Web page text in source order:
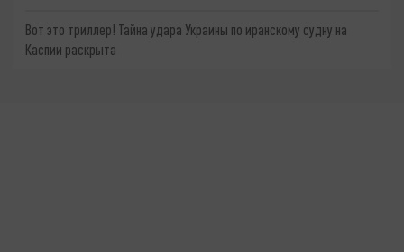
Вот это триллер! Тайна удара Украины по иранскому судну на
Каспии раскрыта